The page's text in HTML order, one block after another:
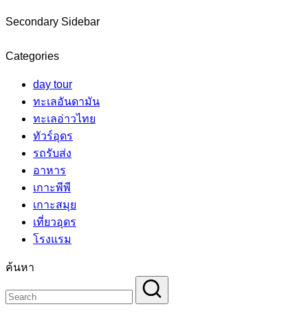
Secondary Sidebar
Categories
day tour
ทะเลอันดามัน
ทะเลอ่าวไทย
ทัวร์อุดร
รถรับส่ง
อาหาร
เกาะพีพี
เกาะสมุย
เที่ยวอุดร
โรงแรม
ค้นหา